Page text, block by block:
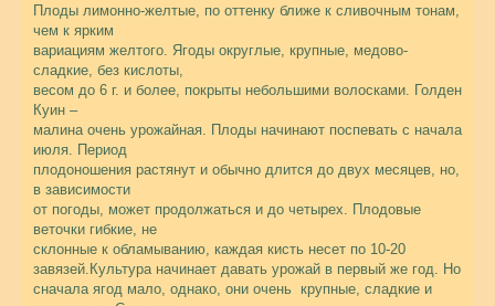
Плоды лимонно-желтые, по оттенку ближе к сливочным тонам,
чем к ярким
вариациям желтого. Ягоды округлые, крупные, медово-
сладкие, без кислоты,
весом до 6 г. и более, покрыты небольшими волосками. Голден
Куин –
малина очень урожайная. Плоды начинают поспевать c начала
июля. Период
плодоношения растянут и обычно длится до двух месяцев, но,
в зависимости
от погоды, может продолжаться и до четырех. Плодовые
веточки гибкие, не
склонные к обламыванию, каждая кисть несет по 10-20
завязей.Культура начинает давать урожай в первый же год. Но
сначала ягод мало, однако, они очень крупные, сладкие и